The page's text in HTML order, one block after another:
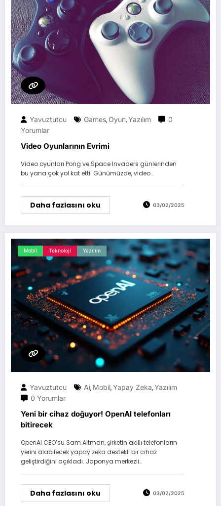
Yavuztutcu Games, Oyun,Yazılım
0
Yorumlar
Video Oyunlarının Evrimi
Video oyunları Pong ve Space Invaders günlerinden
bu yana çok yol kat etti. Günümüzde, video…
Daha fazlasını oku 03/02/2025
Mobil Teknoloji Yazılım
Yavuztutcu Ai, Mobil,Yapay Zeka,Yazılım
0 Yorumlar
Yeni bir cihaz doğuyor! OpenAI telefonları
bitirecek
OpenAI CEO’su Sam Altman, şirketin akıllı telefonların
yerini alabilecek yapay zeka destekli bir cihaz
geliştirdiğini açıkladı. Japonya merkezli…
Daha fazlasını oku 03/02/2025